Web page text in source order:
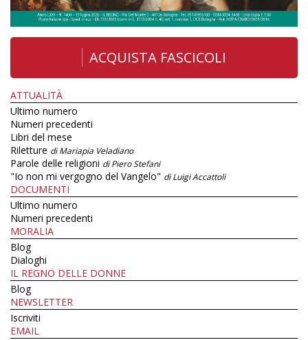
ACQUISTA FASCICOLI
ATTUALITÀ
Ultimo numero
Numeri precedenti
Libri del mese
Riletture di Mariapia Veladiano
Parole delle religioni di Piero Stefani
"Io non mi vergogno del Vangelo" di Luigi Accattoli
DOCUMENTI
Ultimo numero
Numeri precedenti
MORALIA
Blog
Dialoghi
IL REGNO DELLE DONNE
Blog
NEWSLETTER
Iscriviti
EMAIL